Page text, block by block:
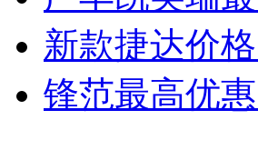
新款捷达价
锋范最高优